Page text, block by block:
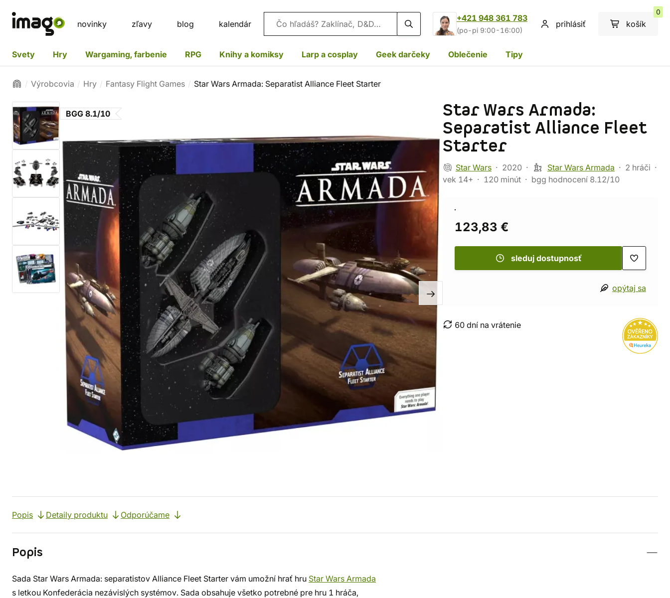
novinky zľavy blog kalendár Vyhľadávanie
+421 948 361 783
(po-pi 9:00-16:00)
prihlásiť košík
0
Svety Hry Wargaming, farbenie RPG Knihy a komiksy Larp a cosplay Geek darčeky Oblečenie Tipy
Výrobcovia Hry Fantasy Flight Games Star Wars Armada: Separatist Alliance Fleet Starter
BGG 8.1/10
Star Wars Armada:
Separatist Alliance Fleet
Starter
Star Wars 2020 Star Wars Armada
2 hráči
vek 14+
120 minút bgg hodnocení 8.12/10
123,83 €
sleduj dostupnosť
opýtaj sa
60 dní na vrátenie
Popis Detaily produktu Odporúčame
Popis
Sada Star Wars Armada: separatistov Alliance Fleet Starter vám umožní hrať hru Star Wars Armada
s letkou Konfederácia nezávislých systémov. Sada obsahuje všetko potrebné pre hru 1 hráča,